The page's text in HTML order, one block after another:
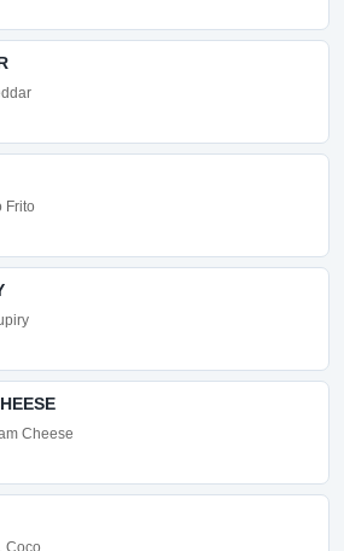
Frito
Cheese
Coco